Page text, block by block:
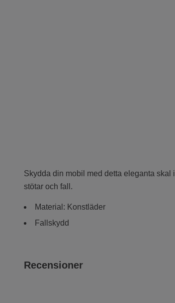
Skydda din mobil med detta eleganta skal i
stötar och fall.
Material: Konstläder
Fallskydd
Recensioner